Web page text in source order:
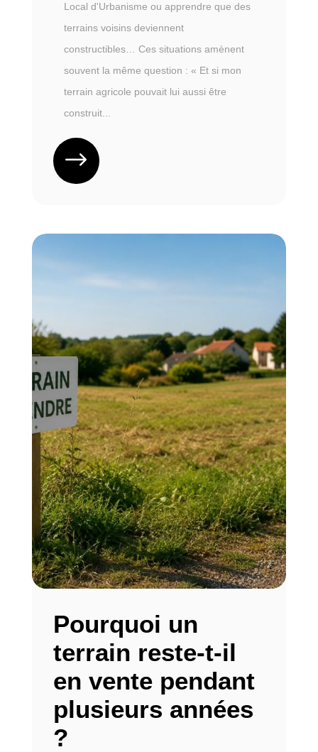
Local d'Urbanisme ou apprendre que des
terrains voisins deviennent
constructibles… Ces situations amènent
souvent la même question : « Et si mon
terrain agricole pouvait lui aussi être
construit...
Pourquoi un
terrain reste-t-il
en vente pendant
plusieurs années
?